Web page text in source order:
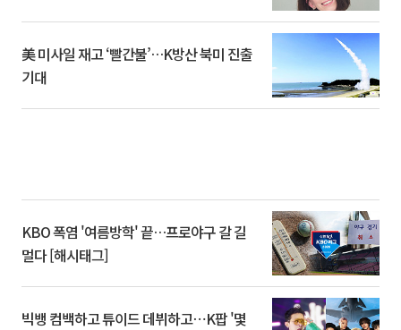
美 미사일 재고 ‘빨간불’…K방산 북미 진출
기대
KBO 폭염 '여름방학' 끝…프로야구 갈 길
멀다 [해시태그]
빅뱅 컴백하고 튜이드 데뷔하고⋯K팝 '몇